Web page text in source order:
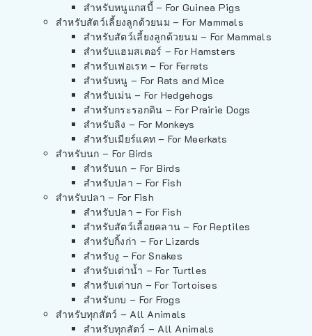
สำหรับหนูแกสบี้ – For Guinea Pigs
สำหรับสัตว์เลี้ยงลูกด้วยนม – For Mammals
สำหรับสัตว์เลี้ยงลูกด้วยนม – For Mammals
สำหรับแฮมสเตอร์ – For Hamsters
สำหรับเฟอเรท – For Ferrets
สำหรับหนู – For Rats and Mice
สำหรับเม่น – For Hedgehogs
สำหรับกระรอกดิน – For Prairie Dogs
สำหรับลิง – For Monkeys
สำหรับเมียร์แคท – For Meerkats
สำหรับนก – For Birds
สำหรับนก – For Birds
สำหรับปลา – For Fish
สำหรับปลา – For Fish
สำหรับปลา – For Fish
สำหรับสัตว์เลื้อยคลาน – For Reptiles
สำหรับกิ้งก่า – For Lizards
สำหรับงู – For Snakes
สำหรับเต่าน้ำ – For Turtles
สำหรับเต่าบก – For Tortoises
สำหรับกบ – For Frogs
สำหรับทุกสัตว์ – All Animals
สำหรับทุกสัตว์ – All Animals